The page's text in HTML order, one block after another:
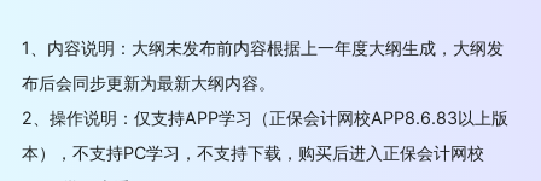
1、内容说明：大纲未发布前内容根据上一年度大纲生成，大纲发
布后会同步更新为最新大纲内容。
2、操作说明：仅支持APP学习（正保会计网校APP8.6.83以上版
本），不支持PC学习，不支持下载，购买后进入正保会计网校